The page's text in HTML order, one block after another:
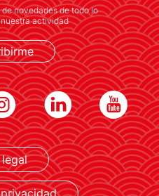
novedades de todo lo
actividad